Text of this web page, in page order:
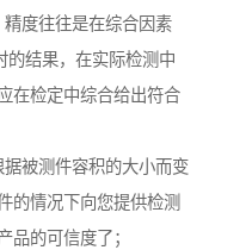
度往往是在综合因素
的结果，在实际检测中
在检定中综合给出符合
被测件容积的大小而变
的情况下向您提供检测
品的可信度了；